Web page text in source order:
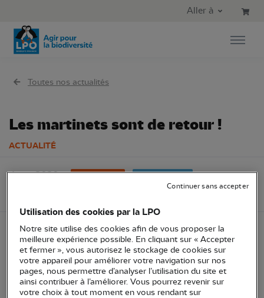
Aller au menu principal
Aller à
Toutes nos actualités
Les martinets sont de retour !
ACTUALITÉ
4 mai 2020 LPO France
Zoom espèce
Utilisation des cookies par la LPO
Notre site utilise des cookies afin de vous proposer la
meilleure expérience possible. En cliquant sur « Accepter
et fermer », vous autorisez le stockage de cookies sur
votre appareil pour améliorer votre navigation sur nos
pages, nous permettre d’analyser l’utilisation du site et
ainsi contribuer à l’améliorer. Vous pourrez revenir sur
votre choix à tout moment en vous rendant sur
Continuer sans accepter